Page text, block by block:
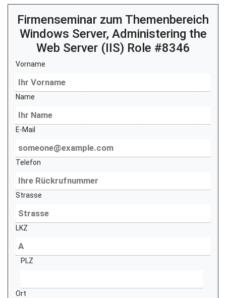
Firmenseminar zum Themenbereich
Windows Server, Administering the
Web Server (IIS) Role #8346
Vorname
Name
E-Mail
Telefon
Strasse
LKZ
PLZ
Ort